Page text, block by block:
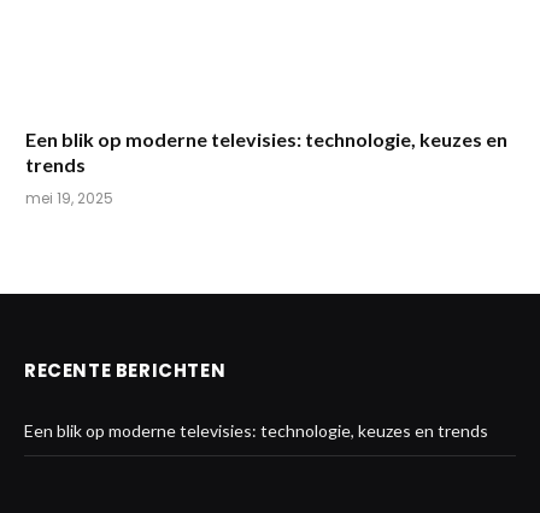
Een blik op moderne televisies: technologie, keuzes en
trends
mei 19, 2025
RECENTE BERICHTEN
Een blik op moderne televisies: technologie, keuzes en trends